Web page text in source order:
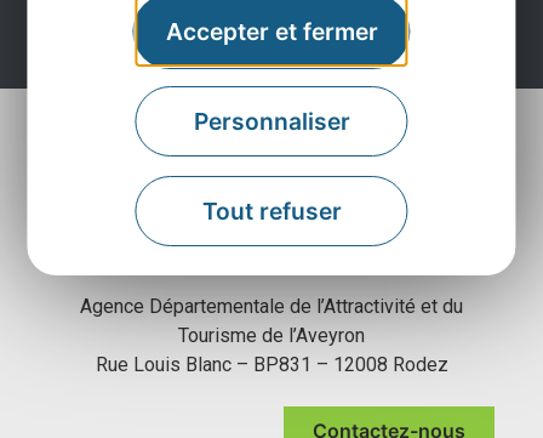
Accepter et fermer
Personnaliser
Tout refuser
Agence Départementale de l’Attractivité et du
Tourisme de l’Aveyron
Rue Louis Blanc – BP831 – 12008 Rodez
Contactez-nous